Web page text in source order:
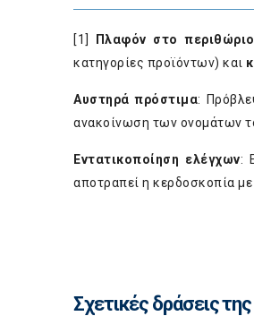
[1] Πλαφόν στο
κατηγορίες προϊόντων) και
Αυστηρά πρόστιμα:
ανακοίνωση των ονομάτων
Εντατικοποίηση ελέγχων:
αποτραπεί η κερδοσκοπία
Σχετικές δράσεις